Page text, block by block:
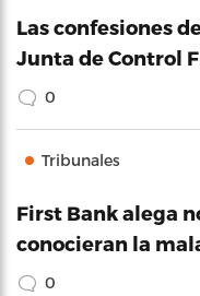
Las confesiones
Junta de Control
0
Tribunales
First Bank alega
conocieran la
0